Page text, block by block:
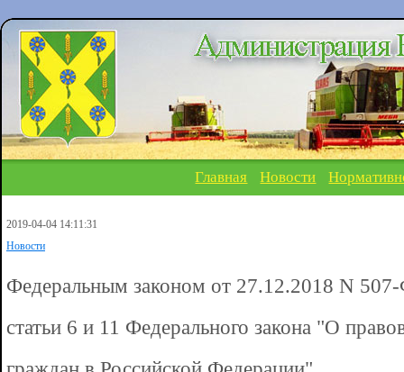
Главная Новости
2019-04-04 14:11:31
Новости
Федеральным законом от 27.12.2018 N
статьи 6 и 11 Федерального закона "О